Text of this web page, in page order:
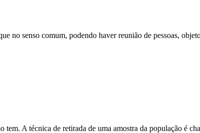
no senso comum, podendo haver reunião de pessoas,
A técnica de retirada de uma amostra da população é